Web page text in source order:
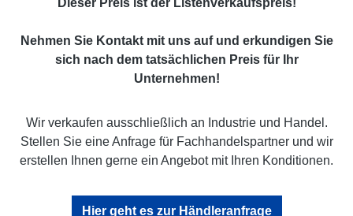
Nehmen Sie Kontakt mit uns auf und erkundigen Sie
sich nach dem tatsächlichen Preis für Ihr
Unternehmen!
Wir verkaufen ausschließlich an Industrie und Handel.
Stellen Sie eine Anfrage für Fachhandelspartner und wir
erstellen Ihnen gerne ein Angebot mit Ihren Konditionen.
Hier geht es zur Händleranfrage